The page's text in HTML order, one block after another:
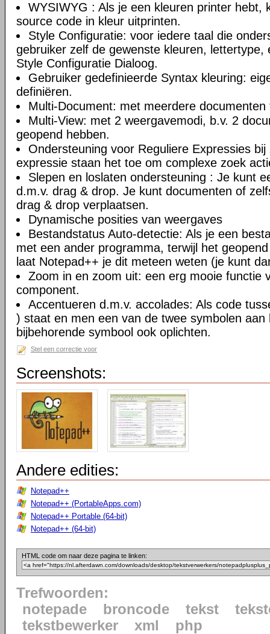
WYSIWYG : Als je een kleuren printer hebt,
source code in kleur uitprinten.
Style Configuratie: voor iedere taal die
gebruiker zelf de gewenste kleuren, lettertype,
Style Configuratie Dialoog.
Gebruiker gedefinieerde Syntax kleuring:
definiëren.
Multi-Document: met meerdere documenten
Multi-View: met 2 weergavemodi, b.v. 2
geopend hebben.
Ondersteuning voor Reguliere Expressies
expressie staan het toe om complexe zoek
Slepen en loslaten ondersteuning : Je kunt
d.m.v. drag & drop. Je kunt documenten of
drag & drop verplaatsen.
Dynamische posities van weergaves
Bestandstatus Auto-detectie: Als je een
met een ander programma, terwijl het
laat Notepad++ je dit meteen weten (je kunt
Zoom in en zoom uit: een erg mooie functie
component.
Accentueren d.m.v. accolades: Als code
) staat en men een van de twee symbolen aan
bijbehorende symbool ook oplichten.
Stel een correctie voor
Screenshots:
Andere edities:
Notepad++
Notepad++ (PortableApps.com)
Notepad++ Portable (64-bit)
Notepad++ (64-bit)
HTML code om naar deze pagina te linken:
Trefwoorden:
notepade
broncode tekst
tekstbewerker
xml php